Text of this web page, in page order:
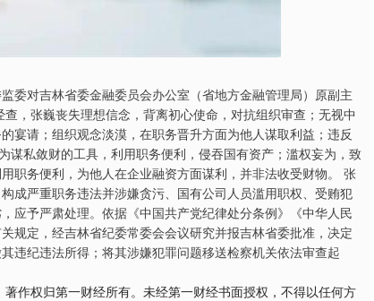
委对吉林省委金融委员会办公室（省地方金融管理局）原副主
，张巍丧失理想信念，背离初心使命，对抗组织审查；无视中
宴请；组织观念淡漠，在职务晋升方面为他人谋取利益；违反
谋私敛财的工具，利用职务便利，侵吞国有资产；滥权妄为，致
职务便利，为他人在企业融资方面谋利，并非法收受财物。 张
成严重职务违法并涉嫌贪污、国有公司人员滥用职权、受贿犯
应予严肃处理。依据《中国共产党纪律处分条例》《中华人民
规定，经吉林省纪委常委会会议研究并报吉林省委批准，决定
违纪违法所得；将其涉嫌犯罪问题移送检察机关依法审查起
作权归第一财经所有。未经第一财经书面授权，不得以任何方